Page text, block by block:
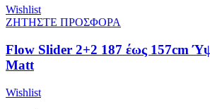
Wishlist
ΖΗΤΗΣΤΕ ΠΡΟΣΦΟΡΑ
Flow Slider 2+2 187 έως 157cm
Matt
Wishlist